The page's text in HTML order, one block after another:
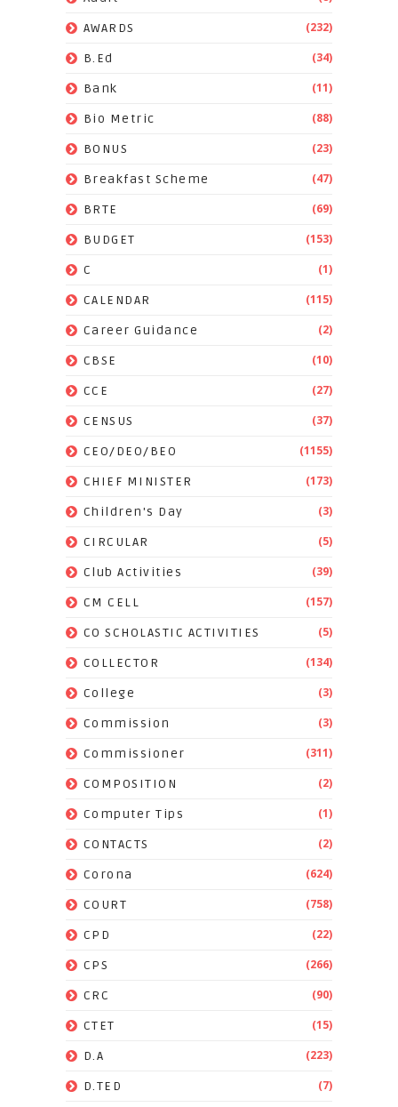
AWARDS (232)
B.Ed (34)
Bank (11)
Bio Metric (88)
BONUS (23)
Breakfast Scheme (47)
BRTE (69)
BUDGET (153)
C (1)
CALENDAR (115)
Career Guidance (2)
CBSE (10)
CCE (27)
CENSUS (37)
CEO/DEO/BEO (1155)
CHIEF MINISTER (173)
Children's Day (3)
CIRCULAR (5)
Club Activities (39)
CM CELL (157)
CO SCHOLASTIC ACTIVITIES (5)
COLLECTOR (134)
College (3)
Commission (3)
Commissioner (311)
COMPOSITION (2)
Computer Tips (1)
CONTACTS (2)
Corona (624)
COURT (758)
CPD (22)
CPS (266)
CRC (90)
CTET (15)
D.A (223)
D.TED (7)